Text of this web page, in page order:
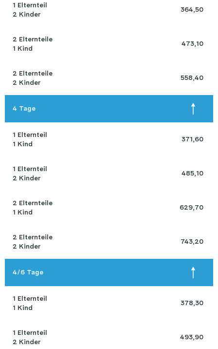
1 Elternteil
2 Kinder
364,50
2 Elternteile
1 Kind
473,10
2 Elternteile
2 Kinder
558,40
4 Tage
1 Elternteil
1 Kind
371,60
1 Elternteil
2 Kinder
485,10
2 Elternteile
1 Kind
629,70
2 Elternteile
2 Kinder
743,20
4/6 Tage
1 Elternteil
1 Kind
378,30
1 Elternteil
2 Kinder
493,90